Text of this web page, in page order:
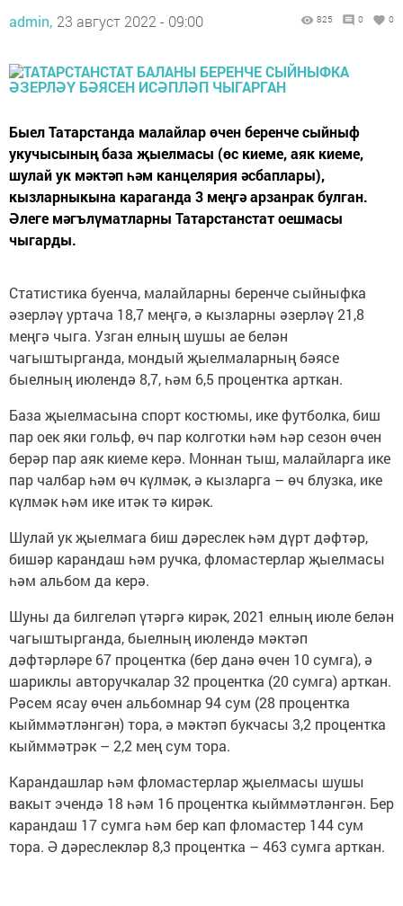
admin, 23 август 2022 - 09:00 825 0 0
Быел Татарстанда малайлар өчен беренче сыйныф
укучысының база җыелмасы (өс киеме, аяк киеме,
шулай ук мәктәп һәм канцелярия әсбаплары),
кызларныкына караганда 3 меңгә арзанрак булган.
Әлеге мәгълүматларны Татарстанстат оешмасы
чыгарды.
Статистика буенча, малайларны беренче сыйныфка
әзерләү уртача 18,7 меңгә, ә кызларны әзерләү 21,8
меңгә чыга. Узган елның шушы ае белән
чагыштырганда, мондый җыелмаларның бәясе
быелның июлендә 8,7, һәм 6,5 процентка арткан.
База җыелмасына спорт костюмы, ике футболка, биш
пар оек яки гольф, өч пар колготки һәм һәр сезон өчен
берәр пар аяк киеме керә. Моннан тыш, малайларга ике
пар чалбар һәм өч күлмәк, ә кызларга – өч блузка, ике
күлмәк һәм ике итәк тә кирәк.
Шулай ук җыелмага биш дәреслек һәм дүрт дәфтәр,
бишәр карандаш һәм ручка, фломастерлар җыелмасы
һәм альбом да керә.
Шуны да билгеләп үтәргә кирәк, 2021 елның июле белән
чагыштырганда, быелның июлендә мәктәп
дәфтәрләре 67 процентка (бер данә өчен 10 сумга), ә
шариклы авторучкалар 32 процентка (20 сумга) арткан.
Рәсем ясау өчен альбомнар 94 сум (28 процентка
кыйммәтләнгән) тора, ә мәктәп букчасы 3,2 процентка
кыйммәтрәк – 2,2 мең сум тора.
Карандашлар һәм фломастерлар җыелмасы шушы
вакыт эчендә 18 һәм 16 процентка кыйммәтләнгән. Бер
карандаш 17 сумга һәм бер кап фломастер 144 сум
тора. Ә дәреслекләр 8,3 процентка – 463 сумга арткан.